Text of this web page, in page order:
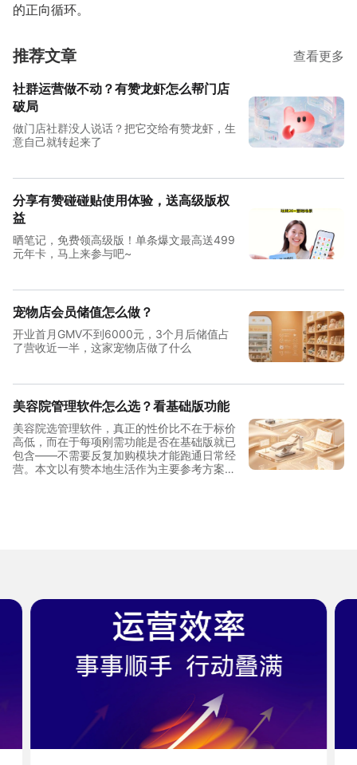
的正向循环。
推荐文章 查看更多
社群运营做不动？有赞龙虾怎么帮门店
破局
做门店社群没人说话？把它交给有赞龙虾，生
意自己就转起来了
分享有赞碰碰贴使用体验，送高级版权
益
晒笔记，免费领高级版！单条爆文最高送499
元年卡，马上来参与吧~
宠物店会员储值怎么做？
开业首月GMV不到6000元，3个月后储值占
了营收近一半，这家宠物店做了什么
美容院管理软件怎么选？看基础版功能
美容院选管理软件，真正的性价比不在于标价
高低，而在于每项刚需功能是否在基础版就已
包含——不需要反复加购模块才能跑通日常经
营。本文以有赞本地生活作为主要参考方案，